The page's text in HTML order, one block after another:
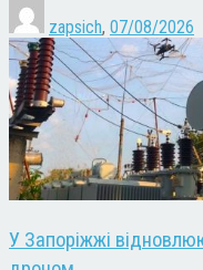
zapsich, 07/08/2026
У Запоріжжі